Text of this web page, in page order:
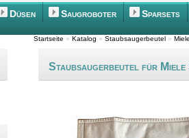
Düsen Saugroboter Sparsets
Startseite » Katalog » Staubsaugerbeutel » Miele
Staubsaugerbeutel für